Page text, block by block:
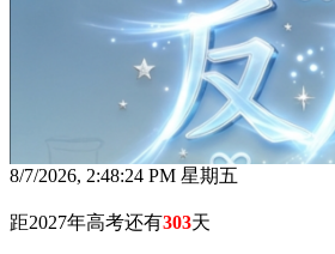
8/7/2026, 2:48:25 PM 星期五
距2027年高考还有303天